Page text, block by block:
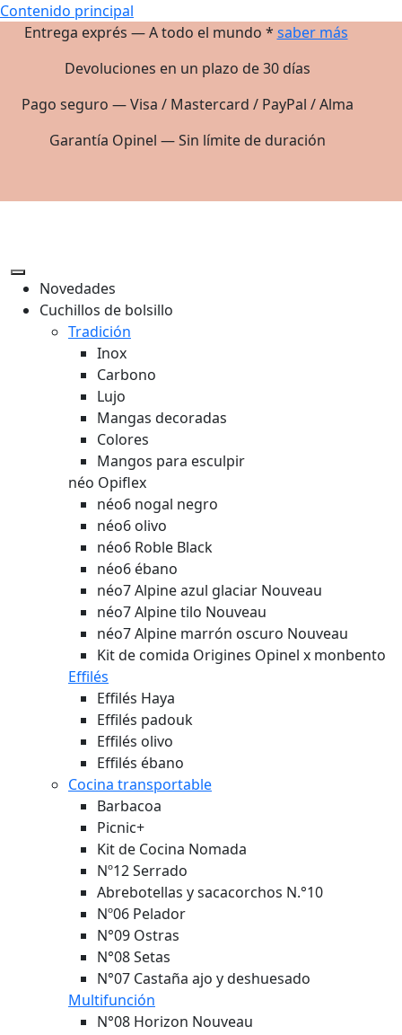
Contenido principal
Entrega exprés — A todo el mundo * saber más
Devoluciones en un plazo de 30 días
Pago seguro — Visa / Mastercard / PayPal / Alma
Garantía Opinel — Sin límite de duración
Novedades
Cuchillos de bolsillo
Tradición
Inox
Carbono
Lujo
Mangas decoradas
Colores
Mangos para esculpir
néo Opiflex
néo6 nogal negro
néo6 olivo
néo6 Roble Black
néo6 ébano
néo7 Alpine azul glaciar Nouveau
néo7 Alpine tilo Nouveau
néo7 Alpine marrón oscuro Nouveau
Kit de comida Origines Opinel x monbento
Effilés
Effilés Haya
Effilés padouk
Effilés olivo
Effilés ébano
Cocina transportable
Barbacoa
Picnic+
Kit de Cocina Nomada
Nº12 Serrado
Abrebotellas y sacacorchos N.°10
Nº06 Pelador
N°09 Ostras
N°08 Setas
N°07 Castaña ajo y deshuesado
Multifunción
N°08 Horizon Nouveau